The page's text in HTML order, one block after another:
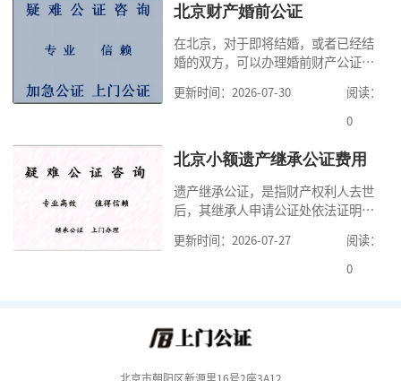
家，办理公证的时候除了需要按照公
道北京公证需要什么材料,北京公证需
要多少钱？北京公
北京财产婚前公证
在北京，对于即将结婚，或者已经结
婚的双方，可以办理婚前财产公证，
式，可以避免个人财产引发的纠纷，
但是，在北京办理婚前财产公证，除
料外，公证咨询告诉大家，我们有必
京婚前财产公证机构？了解这些不仅
有利于我们根
更新时间：2026-07-30
阅读：
0
北京小额遗产继承公证费用
遗产继承公证，是指财产权利人去世
后，其继承人申请公证处依法证明继
的证明活动。通过公证，继承人可以
拿着享有继承权的公证书办理遗产过
费。我们在办理继承公证的时候，需
更新时间：2026-07-27
阅读：
0
北京市朝阳区新源里16号2座3A12